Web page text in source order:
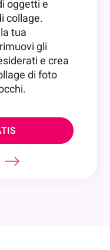
oggetti e
collage.
tua
gli
e crea
di foto